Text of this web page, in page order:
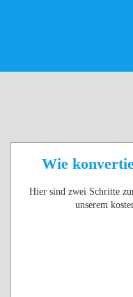
Wie
Hier sind zwei Schritte
unserem